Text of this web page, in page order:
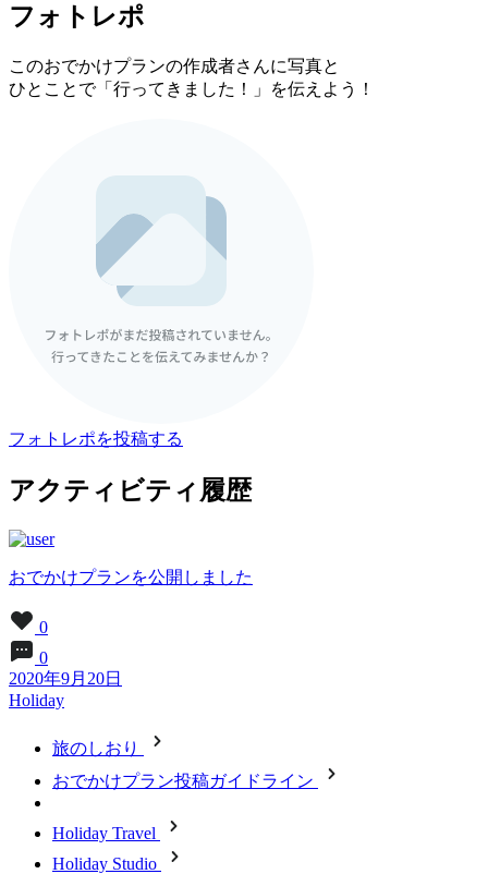
フォトレポ
このおでかけプランの作成者さんに写真と
ひとことで「行ってきました！」を伝えよう！
フォトレポを投稿する
アクティビティ履歴
おでかけプランを公開しました
0
0
2020年9月20日
Holiday
旅のしおり
おでかけプラン投稿ガイドライン
Holiday Travel
Holiday Studio